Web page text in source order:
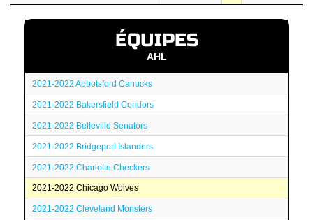
ÉQUIPES
AHL
2021-2022 Abbotsford Canucks
2021-2022 Bakersfield Condors
2021-2022 Belleville Senators
2021-2022 Bridgeport Islanders
2021-2022 Charlotte Checkers
2021-2022 Chicago Wolves
2021-2022 Cleveland Monsters